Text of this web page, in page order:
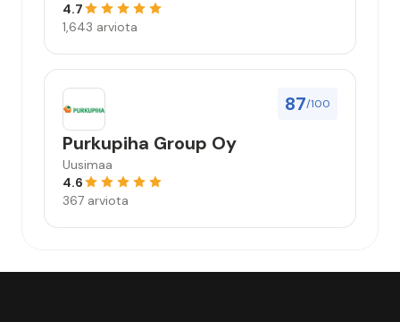
4.7
1,643 arviota
87/100
Purkupiha Group Oy
Uusimaa
4.6
367 arviota